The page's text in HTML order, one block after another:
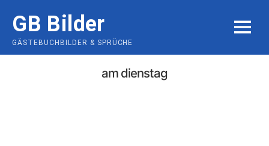
content
GB Bilder
GÄSTEBUCHBILDER & SPRÜCHE
MENU
am dienstag